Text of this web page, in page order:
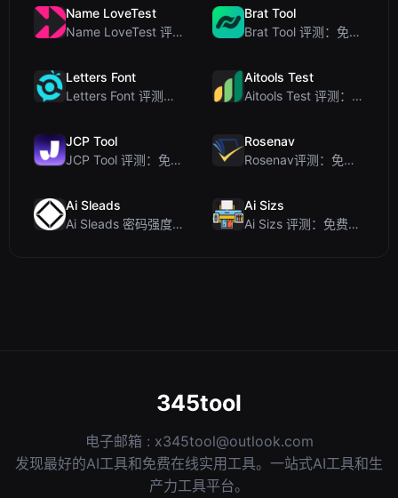
Name LoveTest
Name LoveTest 评测：一款优先保护隐私的爱情计算器，支持生成可分享图片
Brat Tool
Brat Tool 评测：免费在线 Charli XCX 风格 Brat 文字生成器
Letters Font
Letters Font 评测：免费 Unicode 字体生成器，适用于 Instagram 及更多...
Aitools Test
Aitools Test 评测：免费的基于浏览器的 AI 检测器、Token 计数器及成本估算器
JCP Tool
JCP Tool 评测：免费的客户端数据格式转换工具（支持 JSON、CSV、YAML、XML）
Rosenav
Rosenav评测：免费在线余弦相似度检查器与文本差异工具
Ai Sleads
Ai Sleads 密码强度检查器评测：零上传、实时熵分析
Ai Sizs
Ai Sizs 评测：免费、私密的图像相似度与模糊检测工具
345tool
电子邮箱 : x345tool@outlook.com
发现最好的AI工具和免费在线实用工具。一站式AI工具和生
产力工具平台。